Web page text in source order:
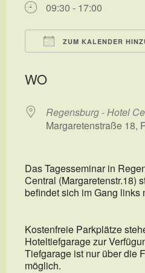
09:30 - 17:00
ZUM KALENDER
WO
Regensburg - Hotel
Margaretenstraße 18,
Das Tagesseminar in
Central (Margaretenstr.18)
befindet sich im Gang links
Kostenfreie Parkplätze
Hoteltiefgarage zur
Tiefgarage ist nur über die
möglich.